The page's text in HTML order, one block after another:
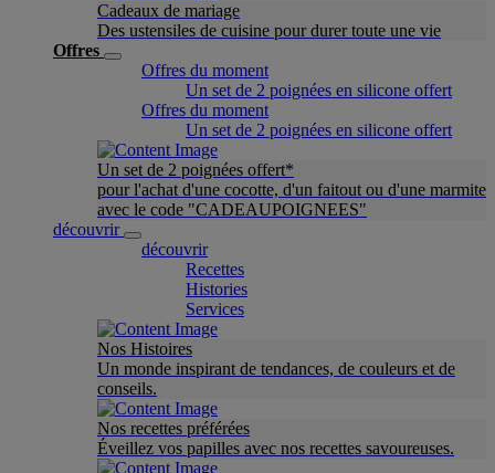
Cadeaux de mariage
Des ustensiles de cuisine pour durer toute une vie
Offres
Offres du moment
Un set de 2 poignées en silicone offert
Offres du moment
Un set de 2 poignées en silicone offert
Un set de 2 poignées offert*
pour l'achat d'une cocotte, d'un faitout ou d'une marmite
avec le code "CADEAUPOIGNEES"
découvrir
découvrir
Recettes
Histories
Services
Nos Histoires
Un monde inspirant de tendances, de couleurs et de
conseils.
Nos recettes préférées
Éveillez vos papilles avec nos recettes savoureuses.